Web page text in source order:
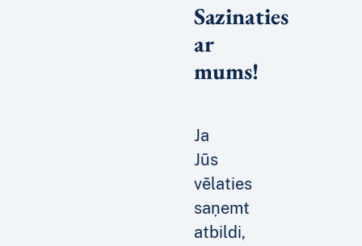
Sazinaties
ar
mums!
Ja
Jūs
vēlaties
saņemt
atbildi,